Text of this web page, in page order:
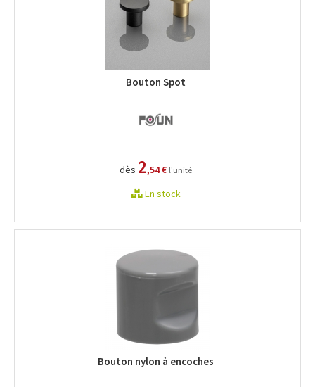
Bouton Spot
dès 2,54 € l'unité
En stock
Bouton nylon à encoches